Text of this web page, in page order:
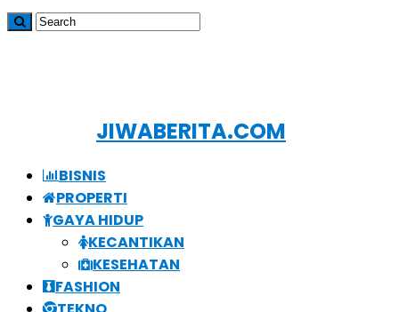
JIWABERITA.COM
BISNIS
PROPERTI
GAYA HIDUP
KECANTIKAN
KESEHATAN
FASHION